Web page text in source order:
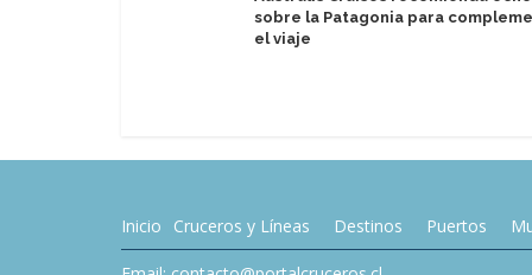
sobre la Patagonia para
el viaje
Inicio Cruceros y Líneas Destinos Puertos